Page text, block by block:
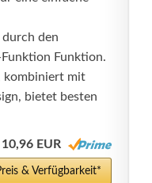
durch den
Funktion.
kombiniert mit
bietet besten
10,96 EUR
& Verfügbarkeit*